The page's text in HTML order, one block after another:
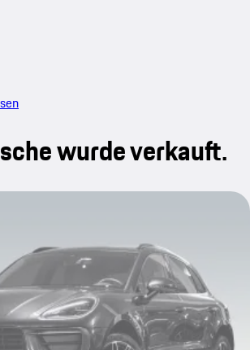
wurde verkauft.